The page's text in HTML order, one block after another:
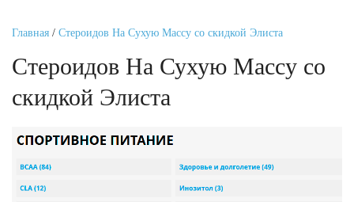
Главная / Стероидов На Сухую Массу со скидкой Элиста
Стероидов На Сухую Массу со
скидкой Элиста